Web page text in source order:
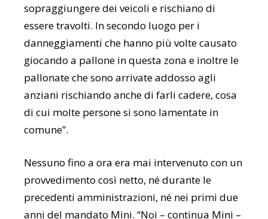
sopraggiungere dei veicoli e rischiano di
essere travolti. In secondo luogo per i
danneggiamenti che hanno più volte causato
giocando a pallone in questa zona e inoltre le
pallonate che sono arrivate addosso agli
anziani rischiando anche di farli cadere, cosa
di cui molte persone si sono lamentate in
comune”.
Nessuno fino a ora era mai intervenuto con un
provvedimento così netto, né durante le
precedenti amministrazioni, né nei primi due
anni del mandato Mini. “Noi – continua Mini –